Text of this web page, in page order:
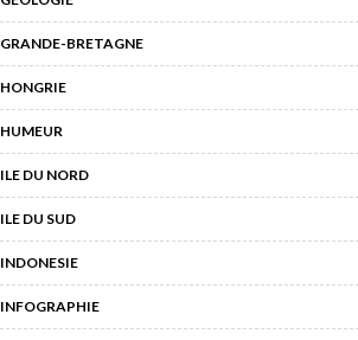
GRANDE-BRETAGNE
HONGRIE
HUMEUR
ILE DU NORD
ILE DU SUD
INDONESIE
INFOGRAPHIE